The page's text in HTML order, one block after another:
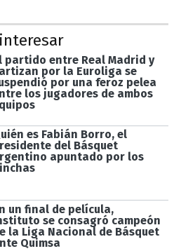
partido entre Real Madrid y
por la Euroliga se
por una feroz pelea
los jugadores de ambos
es Fabián Borro, el
del Básquet
apuntado por los
un final de película,
se consagró campeón
la Liga Nacional de Básquet
Quimsa